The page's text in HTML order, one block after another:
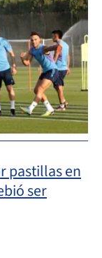
pastillas en
ser